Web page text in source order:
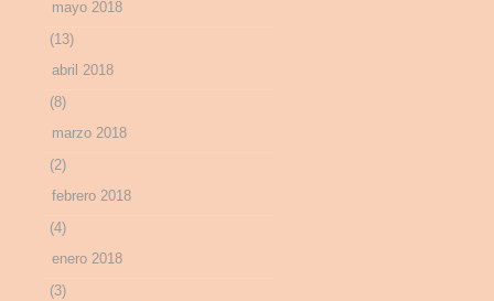
mayo 2018
(13)
abril 2018
(8)
marzo 2018
(2)
febrero 2018
(4)
enero 2018
(3)